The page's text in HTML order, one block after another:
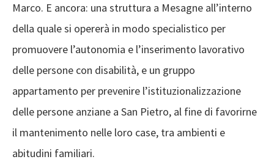
Marco. E ancora: una struttura a Mesagne all’interno
della quale si opererà in modo specialistico per
promuovere l’autonomia e l’inserimento lavorativo
delle persone con disabilità, e un gruppo
appartamento per prevenire l’istituzionalizzazione
delle persone anziane a San Pietro, al fine di favorirne
il mantenimento nelle loro case, tra ambienti e
abitudini familiari.